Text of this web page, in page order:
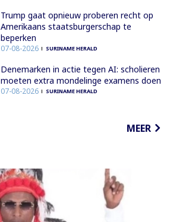
Trump gaat opnieuw proberen recht op
Amerikaans staatsburgerschap te
beperken
07-08-2026 SURINAME HERALD
Denemarken in actie tegen AI: scholieren
moeten extra mondelinge examens doen
07-08-2026 SURINAME HERALD
MEER